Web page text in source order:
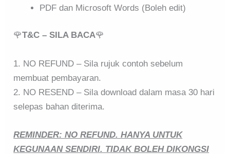
PDF dan Microsoft Words (Boleh edit)
🌹T&C – SILA BACA🌹
1. NO REFUND – Sila rujuk contoh sebelum
membuat pembayaran.
2. NO RESEND – Sila download dalam masa 30 hari
selepas bahan diterima.
REMINDER: NO REFUND. HANYA UNTUK
KEGUNAAN SENDIRI. TIDAK BOLEH DIKONGSI